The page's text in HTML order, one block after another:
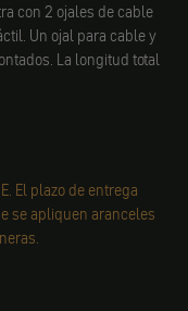
con 2 ojales de cable
Un ojal para cable y
La longitud total
El plazo de entrega
se apliquen aranceles